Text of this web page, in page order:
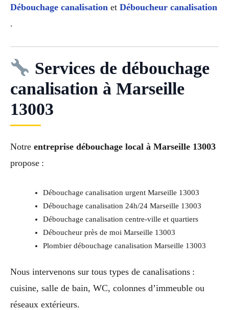
Débouchage canalisation et Déboucheur canalisation
.
Services de débouchage
canalisation à Marseille
13003
Notre entreprise débouchage local à Marseille 13003
propose :
Débouchage canalisation urgent Marseille 13003
Débouchage canalisation 24h/24 Marseille 13003
Débouchage canalisation centre-ville et quartiers
Déboucheur près de moi Marseille 13003
Plombier débouchage canalisation Marseille 13003
Nous intervenons sur tous types de canalisations :
cuisine, salle de bain, WC, colonnes d’immeuble ou
réseaux extérieurs.